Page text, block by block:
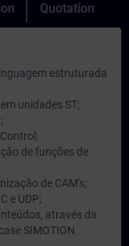
Quotation
estruturada
unidades ST;
de funções de
de CAM's;
e UDP;
através da
SIMOTION.